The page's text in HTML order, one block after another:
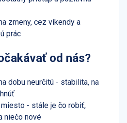
zmeny, cez víkendy a
prác
od nás?
dobu neurčitú - stabilita, na
miesto - stále je čo robiť,
niečo nové